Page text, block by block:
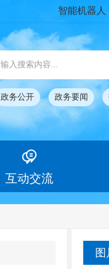
智能机器人
政务公开 政务要闻
互动交流